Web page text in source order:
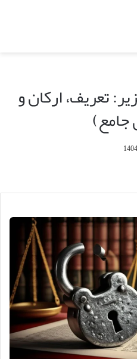
تعریف، ارکان و
جامع)